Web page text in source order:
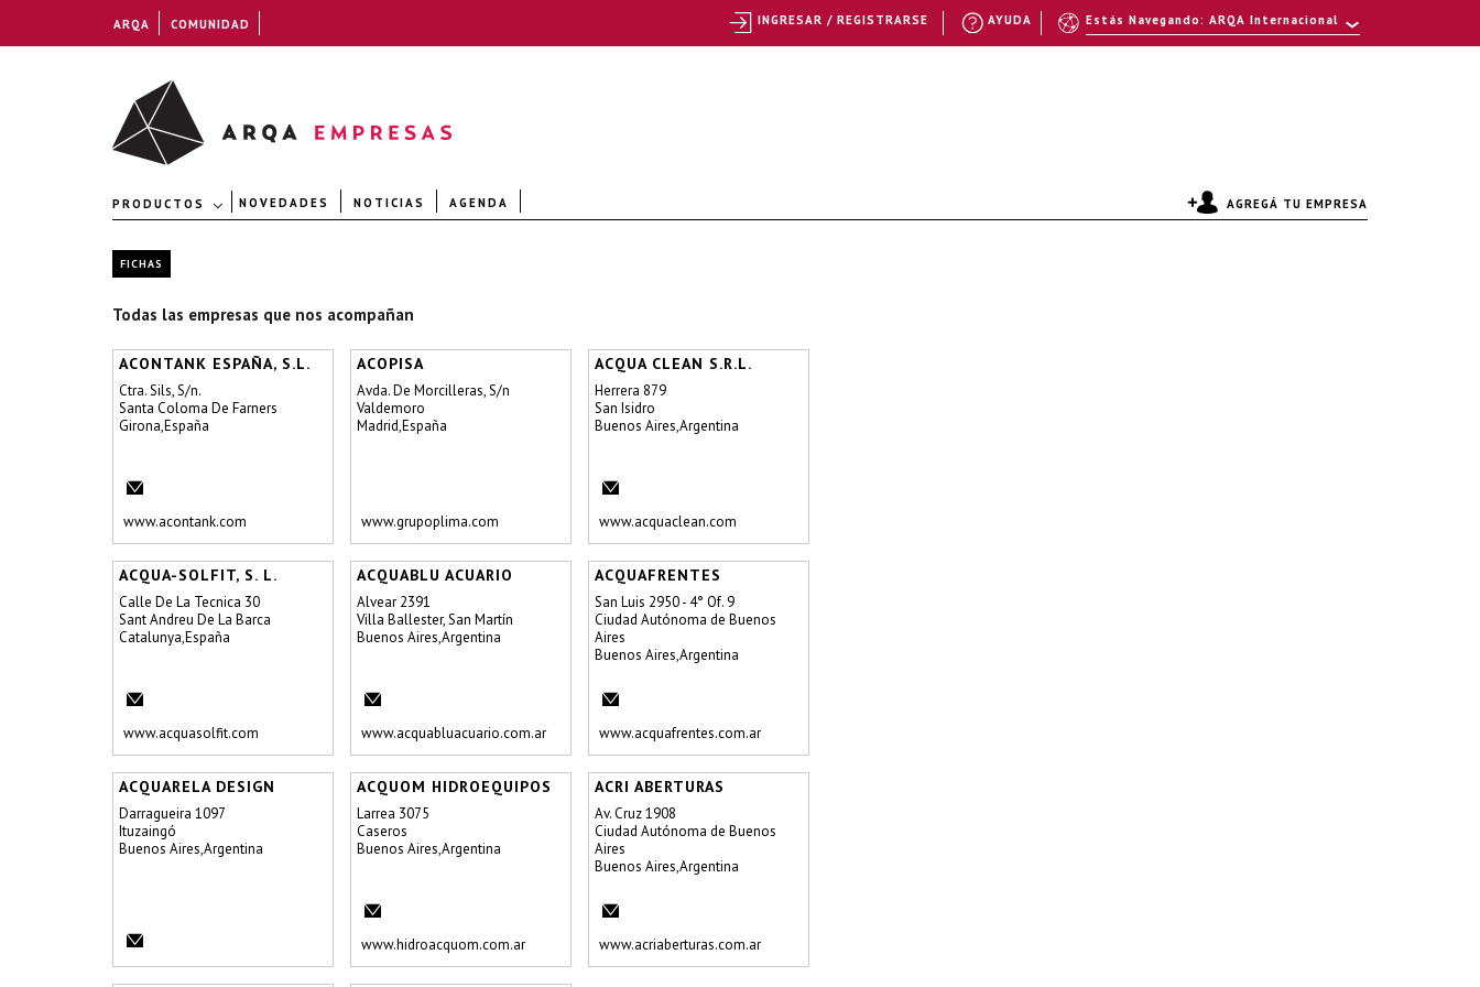
PRODUCTOS NOVEDADES NOTICIAS AGENDA AGREGÁ TU EMPRESA
FICHAS
Todas las empresas que nos acompañan
ACONTANK ESPAÑA, S.L.
Ctra. Sils, S/n.
Santa Coloma De Farners
Girona,España
www.acontank.com
ACOPISA
Avda. De Morcilleras, S/n
Valdemoro
Madrid,España
www.grupoplima.com
ACQUA CLEAN S.R.L.
Herrera 879
San Isidro
Buenos Aires,Argentina
www.acquaclean.com
ACQUA-SOLFIT, S. L.
Calle De La Tecnica 30
Sant Andreu De La Barca
Catalunya,España
www.acquasolfit.com
ACQUABLU ACUARIO
Alvear 2391
Villa Ballester, San Martín
Buenos Aires,Argentina
www.acquabluacuario.com.ar
ACQUAFRENTES
San Luis 2950 - 4° Of. 9
Ciudad Autónoma de Buenos
Aires
Buenos Aires,Argentina
www.acquafrentes.com.ar
ACQUARELA DESIGN
Darragueira 1097
Ituzaingó
Buenos Aires,Argentina
ACQUOM HIDROEQUIPOS
Larrea 3075
Caseros
Buenos Aires,Argentina
www.hidroacquom.com.ar
ACRI ABERTURAS
Av. Cruz 1908
Ciudad Autónoma de Buenos
Aires
Buenos Aires,Argentina
www.acriaberturas.com.ar
ARQA COMUNIDAD Estás Navegando: ARQA Internacional
AYUDA
INGRESAR / REGISTRARSE